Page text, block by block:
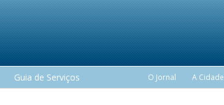
Guia de Serviços
O Jornal A Cidade